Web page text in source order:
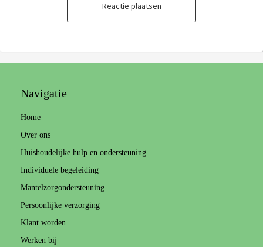
Reactie plaatsen
Navigatie
Home
Over ons
Huishoudelijke hulp en ondersteuning
Individuele begeleiding
Mantelzorgondersteuning
Persoonlijke verzorging
Klant worden
Werken bij